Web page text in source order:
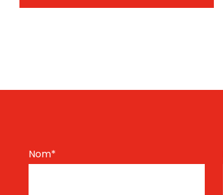
Nom*